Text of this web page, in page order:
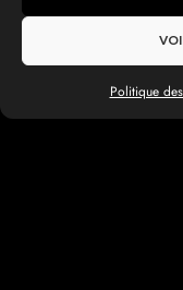
Politique